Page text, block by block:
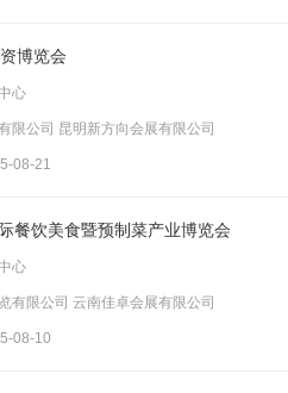
博览会
心
限公司 昆明新方向会展有限公司
08-21
餐饮美食暨预制菜产业博览会
心
有限公司 云南佳卓会展有限公司
08-10